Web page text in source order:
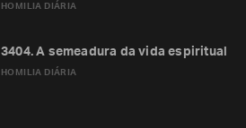
HOMILIA DIÁRIA
HOMILIA DIÁRIA
3404. A semeadura da vida espiritual